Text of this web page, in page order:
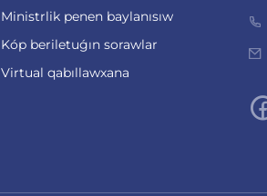
Ministrlik penen baylanısıw
Kóp beriletuǵın sorawlar
Virtual qabıllawxana